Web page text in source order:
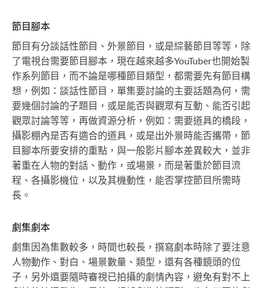
節目腳本
節目有分談話性節目、外景節目，或是綜藝節目等等，除
了電視台需要節目腳本，現在越來越多YouTuber也開始製
作系列節目，而不論是哪種節目類型，都需要先有節目構
想，例如：談話性節目，單集要討論的主要話題為何，需
要幾個討論的子題目，或是能否與觀眾有互動、能否引起
觀眾討論等等，再做資源分析，例如：需要道具的橋段，
攝影棚內是否有適合的道具，或是出外景時能否攜帶，節
目腳本所要安排的重點，與一般影片腳本差異較大，並非
著重在人物的對話、動作，或場景，而是著重於節目流
程、各攝影機位，以及其機動性，能否掌控節目所需時
長。
劇集劇本
劇集因為集數較多，時間也較長，撰寫劇本時除了要注意
人物動作、對白、場景數量、類型，還有各種鏡頭的位
子，另外還要隨時審視已拍攝的劇情內容，避免有對不上